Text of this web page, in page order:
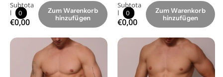
Subtota
l
0
€0,00
Zum Warenkorb
hinzufügen
Subtota
l
0
€0,00
Zum Warenkorb
hinzufügen